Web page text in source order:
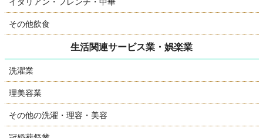
その他飲食
生活関連サービス業・娯楽業
洗濯業
理美容業
その他の洗濯・理容・美容